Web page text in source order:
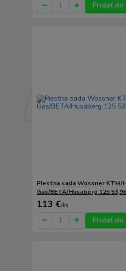
Pridať do
Piestna sada Wossner KTM/
Gas/BETA/Husaberg 125
113 €/ks
Pridať do